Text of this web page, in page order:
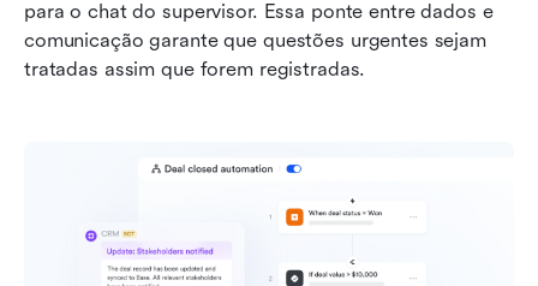
para o chat do supervisor. Essa ponte entre dados e
comunicação garante que questões urgentes sejam
tratadas assim que forem registradas.